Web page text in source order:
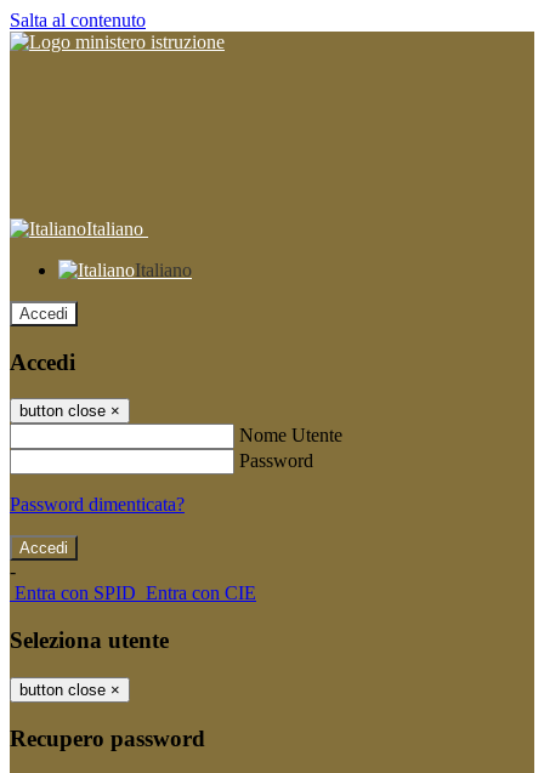
Salta al contenuto
Italiano
Italiano
Accedi
Accedi
button close ×
Nome Utente
Password
Password dimenticata?
-
Entra con SPID Entra con CIE
Seleziona utente
button close ×
Recupero password